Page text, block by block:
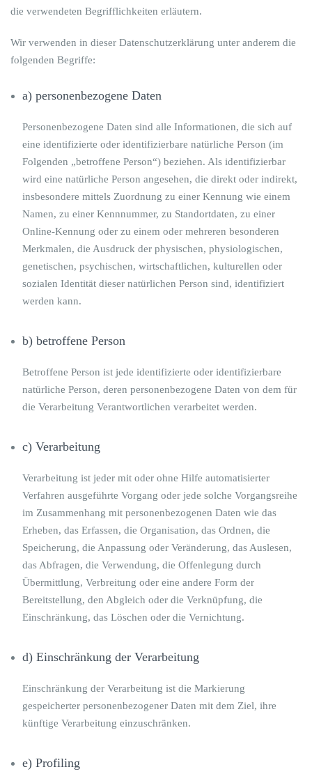
die verwendeten Begrifflichkeiten erläutern.
Wir verwenden in dieser Datenschutzerklärung unter anderem die
folgenden Begriffe:
a) personenbezogene Daten
Personenbezogene Daten sind alle Informationen, die sich auf
eine identifizierte oder identifizierbare natürliche Person (im
Folgenden „betroffene Person“) beziehen. Als identifizierbar
wird eine natürliche Person angesehen, die direkt oder indirekt,
insbesondere mittels Zuordnung zu einer Kennung wie einem
Namen, zu einer Kennnummer, zu Standortdaten, zu einer
Online-Kennung oder zu einem oder mehreren besonderen
Merkmalen, die Ausdruck der physischen, physiologischen,
genetischen, psychischen, wirtschaftlichen, kulturellen oder
sozialen Identität dieser natürlichen Person sind, identifiziert
werden kann.
b) betroffene Person
Betroffene Person ist jede identifizierte oder identifizierbare
natürliche Person, deren personenbezogene Daten von dem für
die Verarbeitung Verantwortlichen verarbeitet werden.
c) Verarbeitung
Verarbeitung ist jeder mit oder ohne Hilfe automatisierter
Verfahren ausgeführte Vorgang oder jede solche Vorgangsreihe
im Zusammenhang mit personenbezogenen Daten wie das
Erheben, das Erfassen, die Organisation, das Ordnen, die
Speicherung, die Anpassung oder Veränderung, das Auslesen,
das Abfragen, die Verwendung, die Offenlegung durch
Übermittlung, Verbreitung oder eine andere Form der
Bereitstellung, den Abgleich oder die Verknüpfung, die
Einschränkung, das Löschen oder die Vernichtung.
d) Einschränkung der Verarbeitung
Einschränkung der Verarbeitung ist die Markierung
gespeicherter personenbezogener Daten mit dem Ziel, ihre
künftige Verarbeitung einzuschränken.
e) Profiling